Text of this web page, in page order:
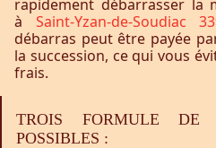
rapidement débarrasser la
à Saint-Yzan-de-Soudiac
débarras peut être payée
la succession, ce qui vous
frais.
TROIS FORMULE DE
POSSIBLES :